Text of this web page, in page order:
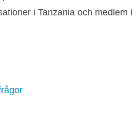
i Tanzania och medlem i